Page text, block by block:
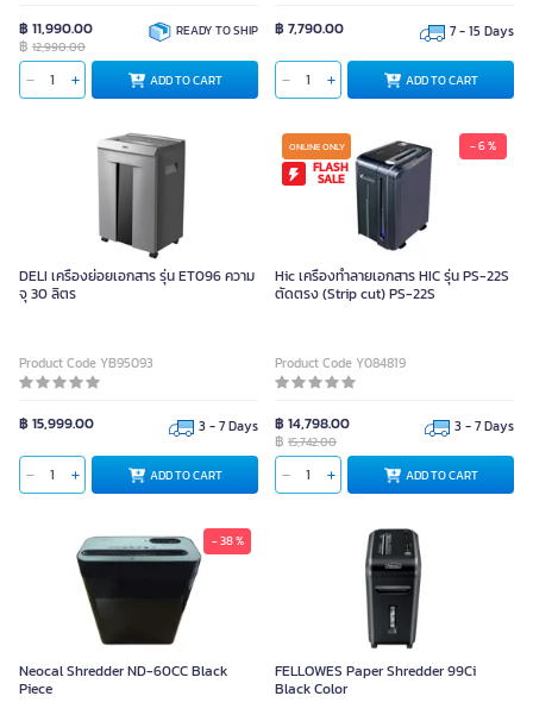
฿ 11,990.00
฿ 12,990.00
READY TO SHIP
ADD TO CART
฿ 7,790.00 7 - 15 Days
ADD TO CART
DELI เครื่องย่อยเอกสาร รุ่น ET096 ความ
จุ 30 ลิตร
Product Code YB95093
฿ 15,999.00 3 - 7 Days
ADD TO CART
ONLINE ONLY
FLASH
SALE
- 6 %
Hic เครื่องทำลายเอกสาร HIC รุ่น PS-22S
ตัดตรง (Strip cut) PS-22S
Product Code Y084819
฿ 14,798.00
฿ 15,742.00
3 - 7 Days
ADD TO CART
- 38 %
Neocal Shredder ND-60CC Black
Piece
FELLOWES Paper Shredder 99Ci
Black Color